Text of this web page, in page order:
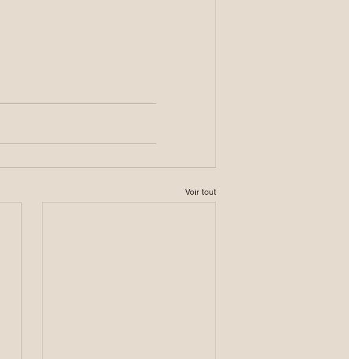
Voir tout